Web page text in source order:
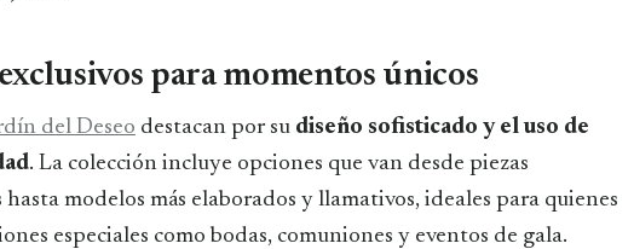
para momentos únicos
del Deseo destacan por su diseño sofisticado y el uso de
. La colección incluye opciones que van desde piezas
modelos más elaborados y llamativos, ideales para quienes
especiales como bodas, comuniones y eventos de gala.